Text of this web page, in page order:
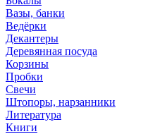
Вазы, банки
Ведёрки
Декантеры
Деревянная посуда
Корзины
Пробки
Свечи
Штопоры, нарзанники
Литература
Книги